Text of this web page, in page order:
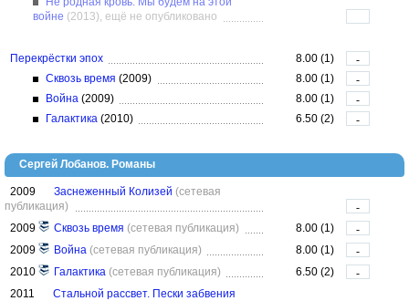
войне (2013), ещё не опубликовано
Перекрёстки эпох 8.00 (1)
-
Сквозь время (2009) 8.00 (1)
-
Война (2009) 8.00 (1)
-
Галактика (2010) 6.50 (2) -
Сергей Лобанов. Романы
2009 Заснеженный Колизей (сетевая
публикация)
-
2009
Сквозь время (сетевая публикация) 8.00 (1)
-
2009
Война (сетевая публикация) 8.00 (1)
-
2010
Галактика (сетевая публикация) 6.50 (2)
-
2011
Стальной рассвет. Пески забвения